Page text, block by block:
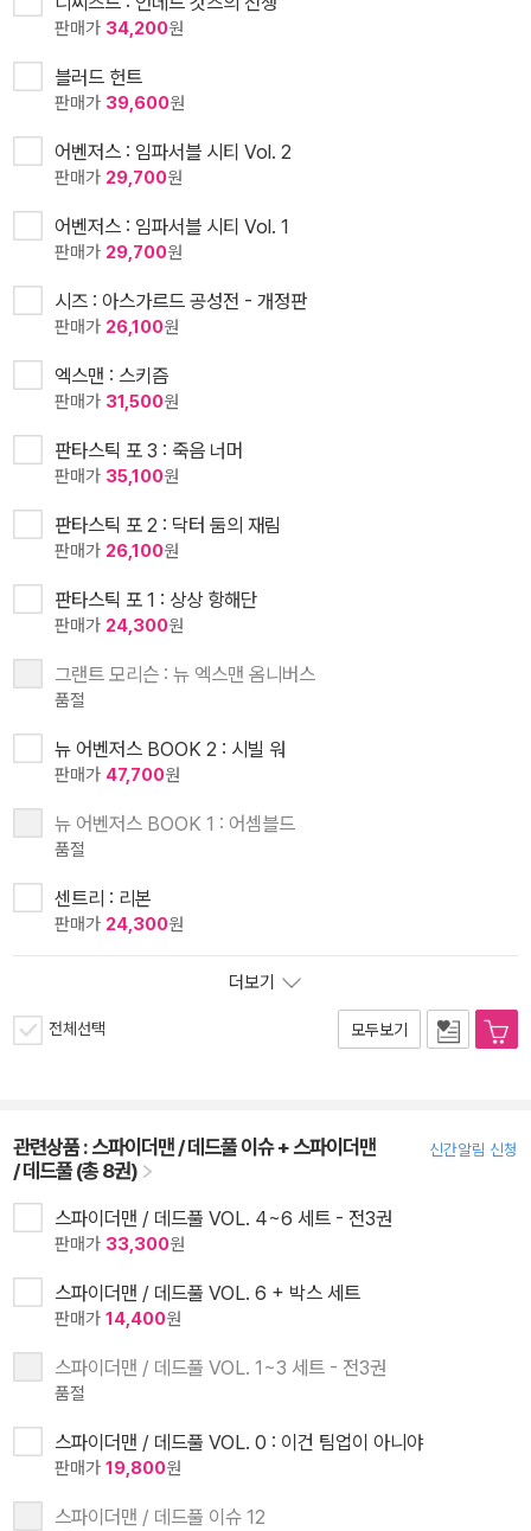
판매가 34,200원
블러드 헌트
판매가 39,600원
어벤저스 : 임파서블 시티 Vol. 2
판매가 29,700원
어벤저스 : 임파서블 시티 Vol. 1
판매가 29,700원
시즈 : 아스가르드 공성전 - 개정판
판매가 26,100원
엑스맨 : 스키즘
판매가 31,500원
판타스틱 포 3 : 죽음 너머
판매가 35,100원
판타스틱 포 2 : 닥터 둠의 재림
판매가 26,100원
판타스틱 포 1 : 상상 항해단
판매가 24,300원
그랜트 모리슨 : 뉴 엑스맨 옴니버스
품절
뉴 어벤저스 BOOK 2 : 시빌 워
판매가 47,700원
뉴 어벤저스 BOOK 1 : 어셈블드
품절
센트리 : 리본
판매가 24,300원
더보기
전체선택 모두보기
관련상품 :스파이더맨 / 데드풀 이슈 + 스파이더맨
/ 데드풀 (총 8권)
신간알림 신청
스파이더맨 / 데드풀 VOL. 4~6 세트 - 전3권
판매가 33,300원
스파이더맨 / 데드풀 VOL. 6 + 박스 세트
판매가 14,400원
스파이더맨 / 데드풀 VOL. 1~3 세트 - 전3권
품절
스파이더맨 / 데드풀 VOL. 0 : 이건 팀업이 아니야
판매가 19,800원
스파이더맨 / 데드풀 이슈 12